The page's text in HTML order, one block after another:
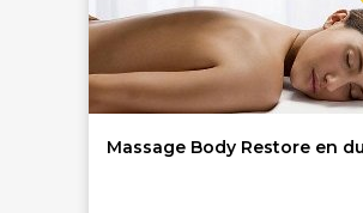
Massage Body Restore en